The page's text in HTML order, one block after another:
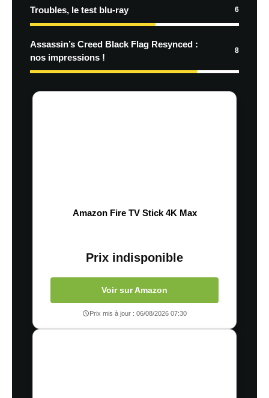
Troubles, le test blu-ray 6
Assassin’s Creed Black Flag Resynced :
nos impressions !
8
Amazon Fire TV Stick 4K Max
Prix indisponible
Voir sur Amazon
Prix mis à jour : 06/08/2026 07:30